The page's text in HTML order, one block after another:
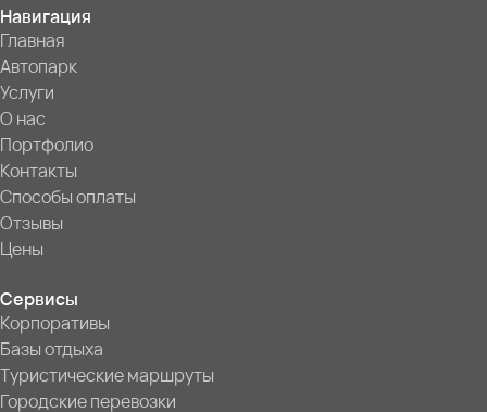
Навигация
Главная
Автопарк
Услуги
О нас
Портфолио
Контакты
Способы оплаты
Отзывы
Цены
Сервисы
Корпоративы
Базы отдыха
Туристические маршруты
Городские перевозки